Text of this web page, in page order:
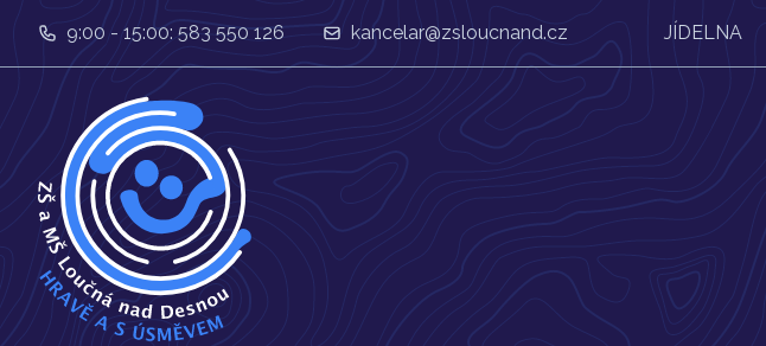
9:00 - 15:00: 583 550 126 kancelar@zsloucnand.cz JÍDELNA